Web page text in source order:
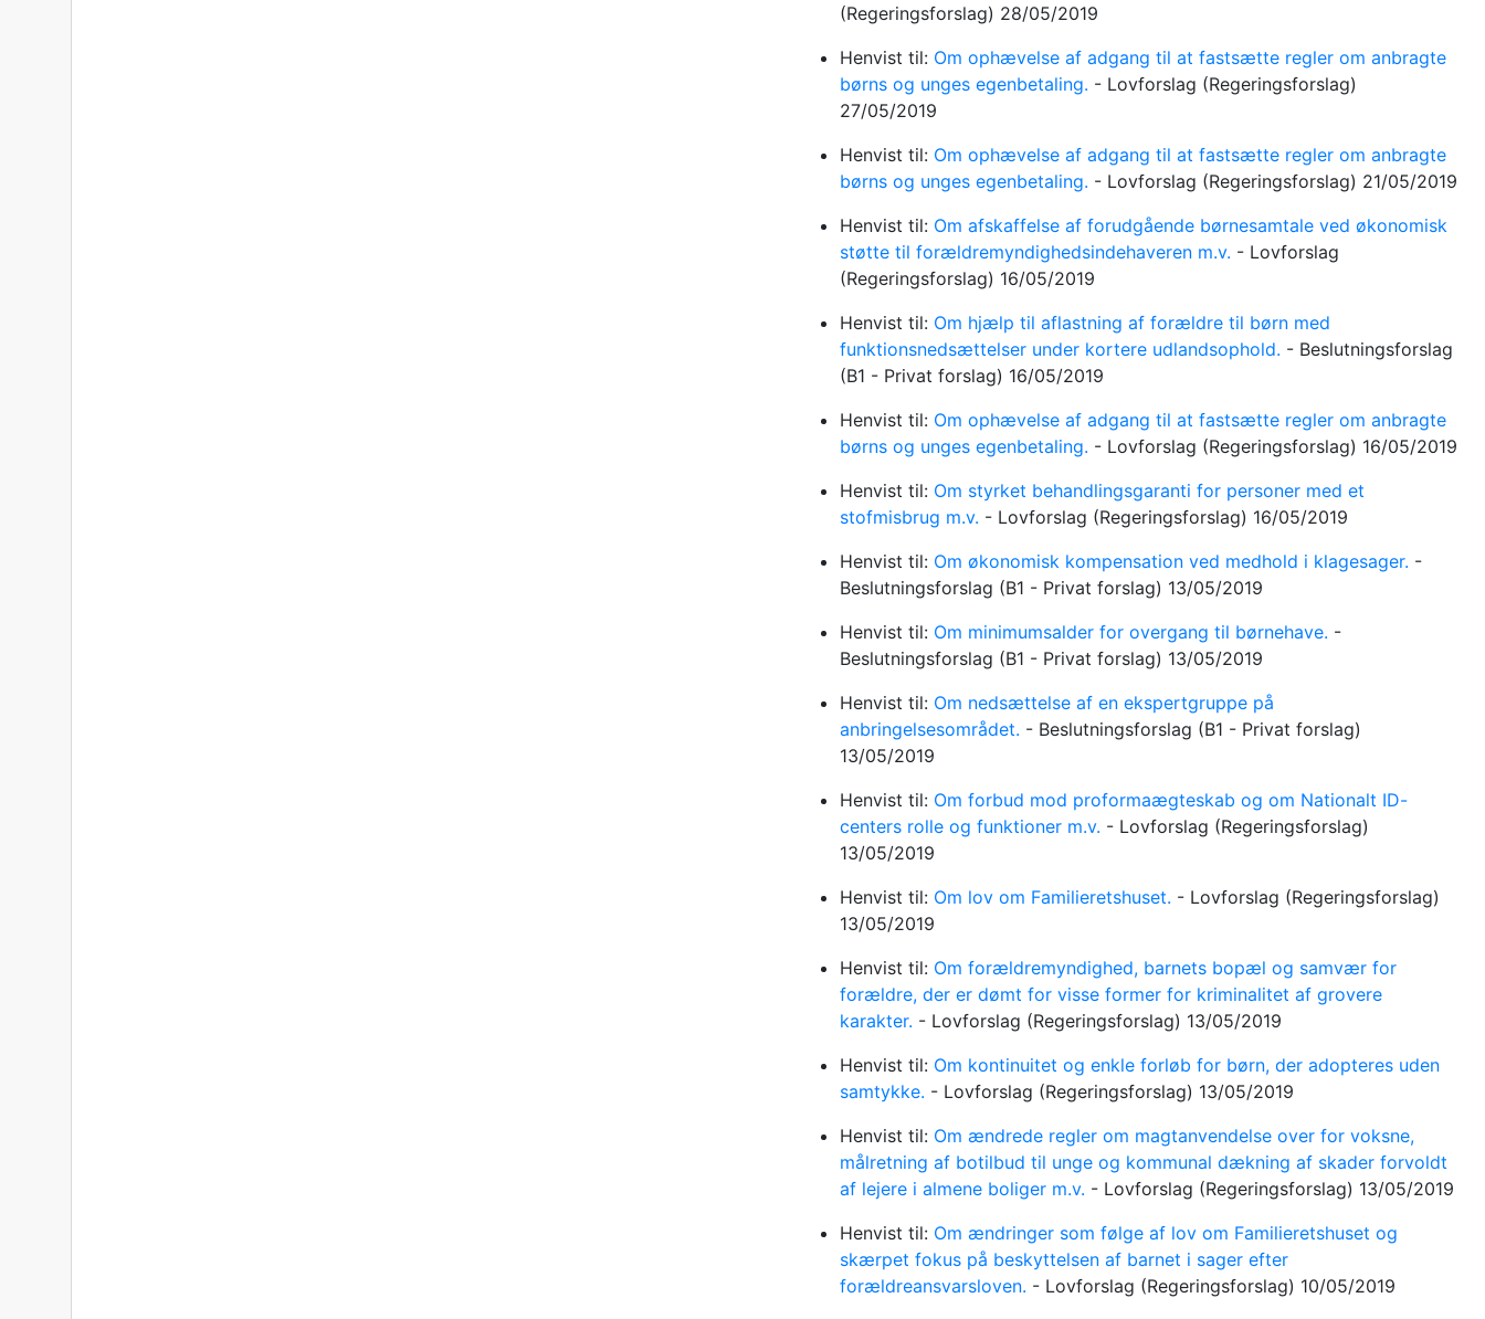
(Regeringsforslag) 28/05/2019
Henvist til: Om ophævelse af adgang til at fastsætte regler om anbragte
børns og unges egenbetaling. - Lovforslag (Regeringsforslag)
27/05/2019
Henvist til: Om ophævelse af adgang til at fastsætte regler om anbragte
børns og unges egenbetaling. - Lovforslag (Regeringsforslag) 21/05/2019
Henvist til: Om afskaffelse af forudgående børnesamtale ved økonomisk
støtte til forældremyndighedsindehaveren m.v. - Lovforslag
(Regeringsforslag) 16/05/2019
Henvist til: Om hjælp til aflastning af forældre til børn med
funktionsnedsættelser under kortere udlandsophold. - Beslutningsforslag
(B1 - Privat forslag) 16/05/2019
Henvist til: Om ophævelse af adgang til at fastsætte regler om anbragte
børns og unges egenbetaling. - Lovforslag (Regeringsforslag) 16/05/2019
Henvist til: Om styrket behandlingsgaranti for personer med et
stofmisbrug m.v. - Lovforslag (Regeringsforslag) 16/05/2019
Henvist til: Om økonomisk kompensation ved medhold i klagesager. -
Beslutningsforslag (B1 - Privat forslag) 13/05/2019
Henvist til: Om minimumsalder for overgang til børnehave. -
Beslutningsforslag (B1 - Privat forslag) 13/05/2019
Henvist til: Om nedsættelse af en ekspertgruppe på
anbringelsesområdet. - Beslutningsforslag (B1 - Privat forslag)
13/05/2019
Henvist til: Om forbud mod proformaægteskab og om Nationalt ID-
centers rolle og funktioner m.v. - Lovforslag (Regeringsforslag)
13/05/2019
Henvist til: Om lov om Familieretshuset. - Lovforslag (Regeringsforslag)
13/05/2019
Henvist til: Om forældremyndighed, barnets bopæl og samvær for
forældre, der er dømt for visse former for kriminalitet af grovere
karakter. - Lovforslag (Regeringsforslag) 13/05/2019
Henvist til: Om kontinuitet og enkle forløb for børn, der adopteres uden
samtykke. - Lovforslag (Regeringsforslag) 13/05/2019
Henvist til: Om ændrede regler om magtanvendelse over for voksne,
målretning af botilbud til unge og kommunal dækning af skader forvoldt
af lejere i almene boliger m.v. - Lovforslag (Regeringsforslag) 13/05/2019
Henvist til: Om ændringer som følge af lov om Familieretshuset og
skærpet fokus på beskyttelsen af barnet i sager efter
forældreansvarsloven. - Lovforslag (Regeringsforslag) 10/05/2019